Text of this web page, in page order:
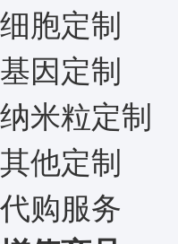
细胞定制
基因定制
纳米粒定制
其他定制
代购服务